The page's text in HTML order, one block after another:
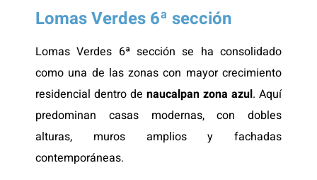
Lomas Verdes 6ª sección
Lomas Verdes 6ª sección se ha consolidado
como una de las zonas con mayor crecimiento
residencial dentro de naucalpan zona azul. Aquí
predominan casas modernas, con dobles
alturas, muros amplios y fachadas
contemporáneas.